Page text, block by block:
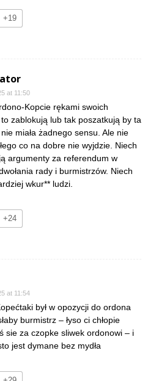
+19
at 11:50
Kopcie rękami swoich
zablokują lub tak poszatkują by ta
miała żadnego sensu. Ale nie
co na dobre nie wyjdzie. Niech
argumenty za referendum w
rady i burmistrzów. Niech
wkur** ludzi.
+24
at 11:54
był w opozycji do ordona
burmistrz – łyso ci chłopie
sie za czopke sliwek ordonowi – i
jest dymane bez mydła